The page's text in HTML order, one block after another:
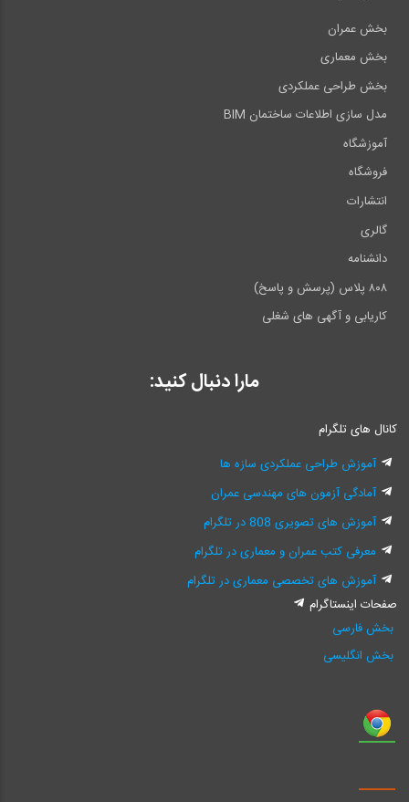
بخش عمران
بخش معماری
بخش طراحی عملکردی
مدل سازی اطلاعات ساختمان BIM
آموزشگاه
فروشگاه
انتشارات
گالری
دانشنامه
۸۰۸ پلاس (پرسش و پاسخ)
کاریابی و آگهی های شغلی
مارا دنبال کنید:
کانال های تلگرام
آموزش طراحی عملکردی سازه ها
آمادگی آزمون های مهندسی عمران
آموزش های تصویری 808 در تلگرام
معرفی کتب عمران و معماری در تلگرام
آموزش های تخصصی معماری در تلگرام
صفحات اینستاگرام
بخش فارسی
بخش انگلیسی